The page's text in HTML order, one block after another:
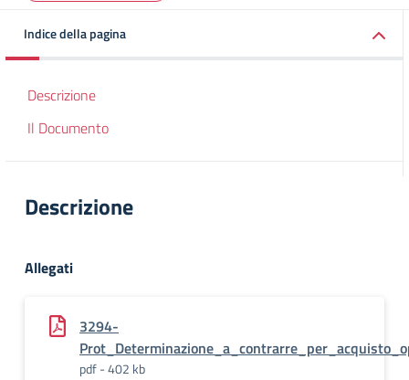
Indice della pagina
Descrizione
Il Documento
Descrizione
Allegati
3294-
pdf - 402 kb